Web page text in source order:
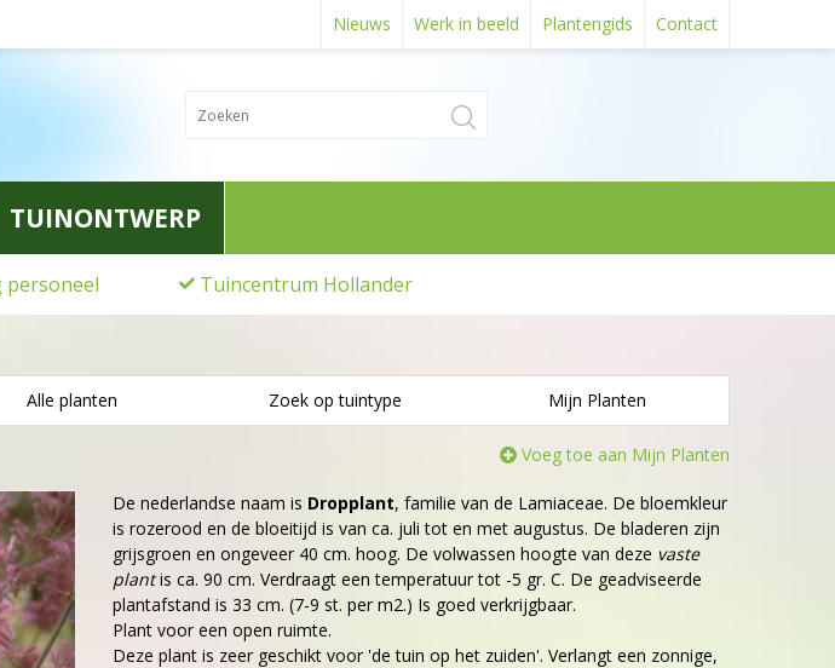
Nieuws Werk in beeld Plantengids Contact
TUINONTWERP
personeel Tuincentrum Hollander
Alle planten Zoek op tuintype Mijn Planten
Voeg toe aan Mijn Planten
De nederlandse naam is Dropplant, familie van de Lamiaceae. De bloemkleur
is rozerood en de bloeitijd is van ca. juli tot en met augustus. De bladeren zijn
grijsgroen en ongeveer 40 cm. hoog. De volwassen hoogte van deze vaste
plantis ca. 90 cm. Verdraagt een temperatuur tot -5 gr. C. De geadviseerde
plantafstand is 33 cm. (7-9 st. per m2.) Is goed verkrijgbaar.
Plant voor een open ruimte.
Deze plant is zeer geschikt voor 'de tuin op het zuiden'. Verlangt een zonnige,